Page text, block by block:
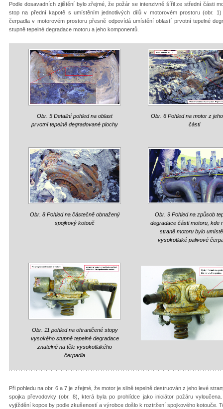
Podle dosavadních zjištění bylo zřejmé, že požár se intenzivně šířil ze střední části
stop na přední kapotě s umístěním jednotlivých dílů v motorovém prostoru (obr.
čerpadla v motorovém prostoru přesně odpovídá umístění oblastí prvotní tepelné
stupně tepelné degradace motoru a jeho komponentů.
Obr. 5 Detailní pohled na oblast
prvotní tepelně degradované plochy
Obr. 6 Pohled na motor z
části
Obr. 8 Pohled na částečně obnažený
spojkový kotouč
Obr. 9 Pohled na způsob
degradace části motoru, kde
straně motoru bylo
vysokotlaké palivové
Obr. 11 pohled na ohraničené stopy
vysokého stupně tepelné degradace
znatelné na těle vysokotlakého
čerpadla
Při pohledu na obr. 6 a 7 je zřejmé, že motor je silně tepelně destruován z jeho levé
spojka převodovky (obr. 8), která byla po prohlídce jako iniciátor požáru
vyjíždění kopce by podle zkušeností a výrobce došlo k roztržení spojkového kotouče.